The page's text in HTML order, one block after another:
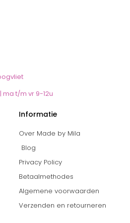
t/m vr 9-12u
Informatie
Over Made by Mila
Blog
Privacy Policy
Betaalmethodes
Algemene voorwaarden
Verzenden en retourneren